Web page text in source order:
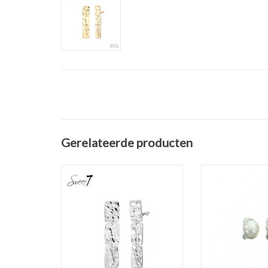
Gerelateerde producten
Sweet 7. De hangers bestaan
reliëf structuur.
TOEVOEGEN AAN WINKELWAGEN